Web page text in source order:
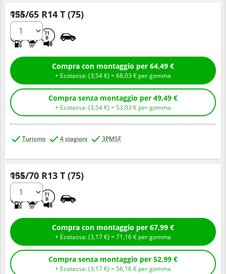
155/65 R14 T (75)
71
B
Q.tà
Compra con montaggio per 64,49 €
+ Ecotassa: (3,54€ ) =68,03€ per gomma
Compra senza montaggio per 49,49 €
+ Ecotassa: (3,54€ ) =53,03 € per gomma
Turismo 4 stagioni 3PMSF
155/70 R13 T (75)
71
B
Q.tà
Compra con montaggio per 67,99 €
+ Ecotassa: (3,17€ ) =71,16€ per gomma
Compra senza montaggio per 52,99 €
+ Ecotassa: (3,17€ ) =56,16€ per gomma